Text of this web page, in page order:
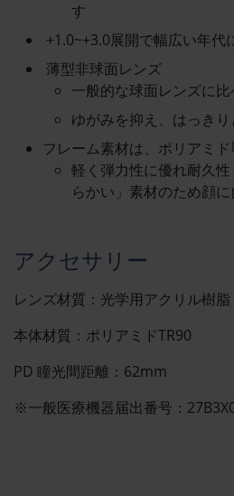
す
+1.0~+3.0展開で幅広い年代
薄型非球面レンズ
一般的な球面レンズに
ゆがみを抑え、はっき
フレーム素材は、ポリアミド
軽く弾力性に優れ耐久
らかい」素材のため顔
アクセサリー
レンズ材質：光学用アクリル樹脂
本体材質：ポリアミドTR90
PD 瞳光間距離：62mm
※一般医療機器届出番号：